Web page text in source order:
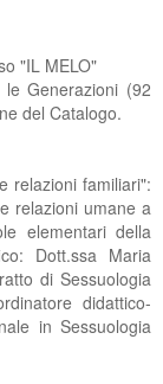
"IL MELO"
Generazioni (92
del Catalogo.
relazioni familiari":
relazioni umane a
elementari della
Dott.ssa Maria
di Sessuologia
didattico-
in Sessuologia